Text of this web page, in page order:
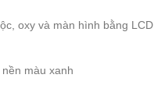
oxy và màn hình bằng LCD
màu xanh